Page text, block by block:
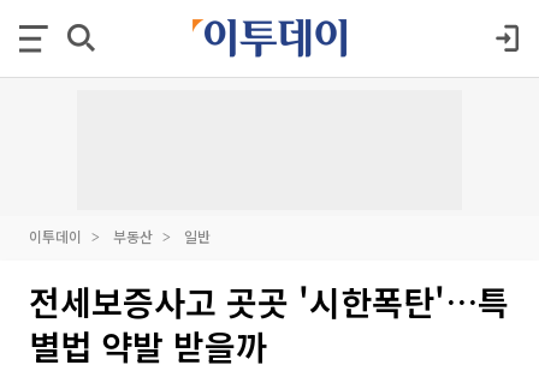
이투데이 부동산 일반
전세보증사고 곳곳 '시한폭탄'…특
별법 약발 받을까